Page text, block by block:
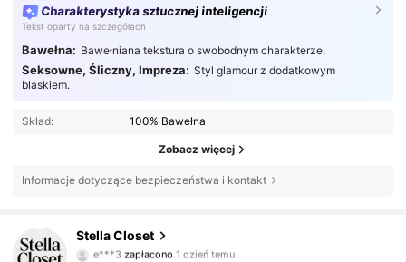
Charakterystyka sztucznej inteligencji
Tekst oparty na szczegółach
Bawełna: Bawełniana tekstura o swobodnym charakterze.
Seksowne, Śliczny, Impreza: Styl glamour z dodatkowym
blaskiem.
Skład: 100% Bawełna
Zobacz więcej
Informacje dotyczące bezpieczeństwa i kontakt
Stella Closet
4,55
215 Obserwujący
e***3 zapłacono 1 dzień temu